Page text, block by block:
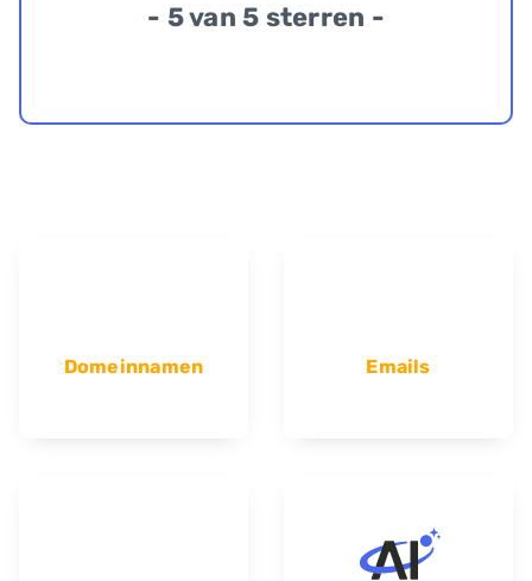
- 5 van 5 sterren -
Domeinnamen Emails